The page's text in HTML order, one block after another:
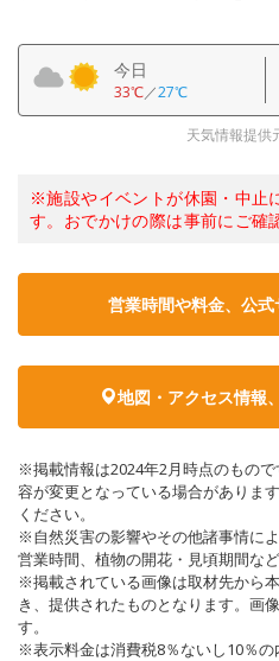
今日
33℃／27℃
天気情報提供
※施設やイベントが休園・中止
す。おでかけの際は事前にご確
営業時間や料金、公
地図・アクセス情報
※掲載情報は2024年2月時点のもの
容が変更となっている場合がありま
ください。
※自然災害の影響やその他諸事情に
営業時間、植物の開花・見頃期間な
※掲載されている画像は取材先から
き、提供されたものとなります。画
す。
※表示料金は消費税8％ないし10％の